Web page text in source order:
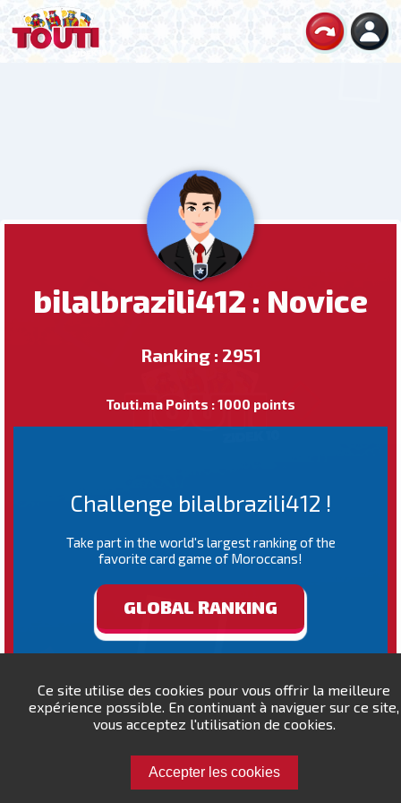
Ce site utilise des cookies pour vous offrir la meilleure
expérience possible. En continuant à naviguer sur ce site,
vous acceptez l'utilisation de cookies.
Accepter les cookies
bilalbrazili412 : Novice
Ranking : 2951
Touti.ma Points : 1000 points
Challenge bilalbrazili412 !
Take part in the world's largest ranking of the
favorite card game of Moroccans!
GLOBAL RANKING